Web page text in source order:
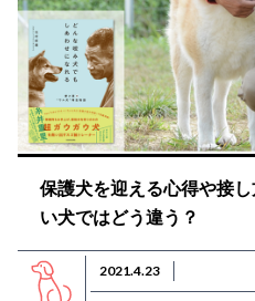
保護犬を迎える心得や接
い犬ではどう違う？
2021.4.23